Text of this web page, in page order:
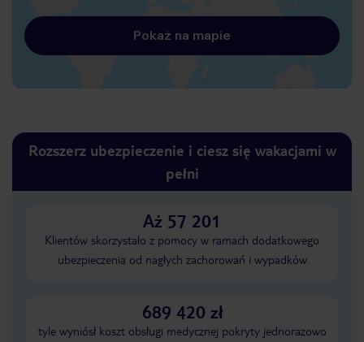
Pokaż na mapie
Rozszerz ubezpieczenie i ciesz się wakacjami w
pełni
Aż 57 201
Klientów skorzystało z pomocy w ramach dodatkowego
ubezpieczenia od nagłych zachorowań i wypadków
689 420 zł
tyle wyniósł koszt obsługi medycznej pokryty jednorazowo